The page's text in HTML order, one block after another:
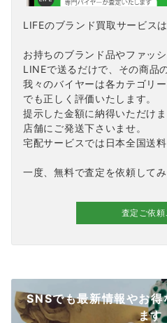
LIFEのブランド買取サービス
お持ちのブランド品やファッ
LINEで送るだけで、その商品
我々のバイヤーは各カテゴリ
でも正しく評価いたします。
提示した金額に納得いただけ
店舗にご発送下さいませ。
宅配サービスでは日本全国送
一度、無料で査定を依頼してみ
査定ご依頼
SNSでも最新情報やお得
ます